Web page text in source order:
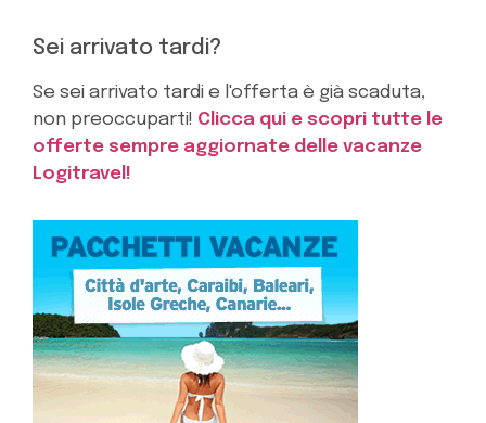
Sei arrivato tardi?
Se sei arrivato tardi e l'offerta è già scaduta,
non preoccuparti! Clicca qui e scopri tutte le
offerte sempre aggiornate delle vacanze
Logitravel!